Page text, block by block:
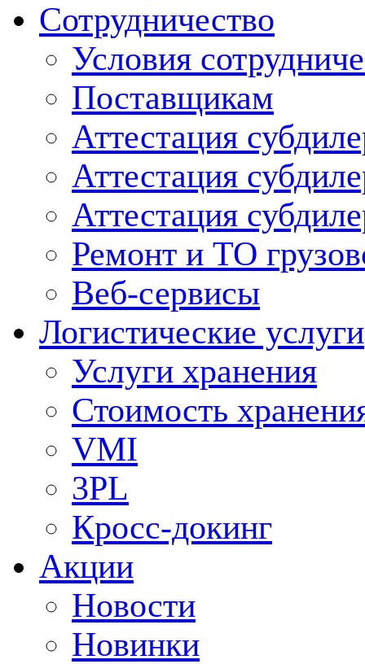
Сотрудничество
Условия
Поставщикам
Аттестация
Аттестация
Аттестация
Ремонт и ТО
Веб-сервисы
Логистические услуги
Услуги хранения
Стоимость
VMI
3PL
Кросс-докинг
Акции
Новости
Новинки